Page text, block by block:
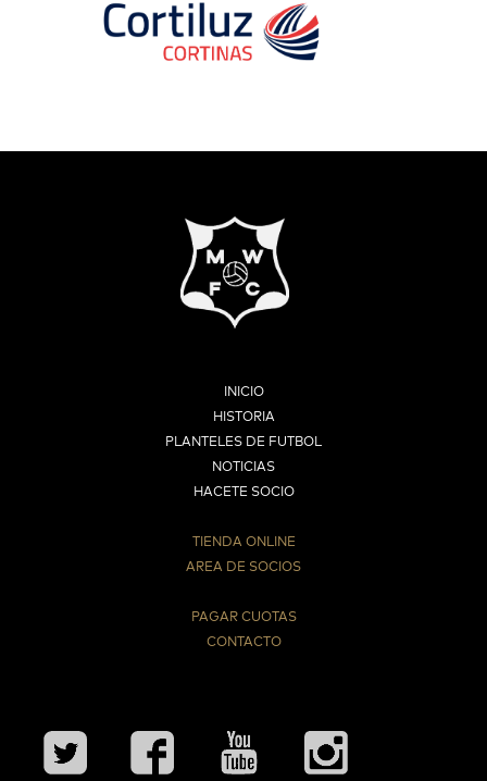
INICIO
HISTORIA
PLANTELES DE FUTBOL
NOTICIAS
HACETE SOCIO
TIENDA ONLINE
AREA DE SOCIOS
PAGAR CUOTAS
CONTACTO